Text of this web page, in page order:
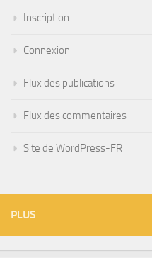
Inscription
Connexion
Flux des publications
Flux des commentaires
Site de WordPress-FR
PLUS